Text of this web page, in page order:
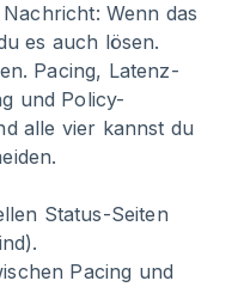
Wenn das
es auch lösen.
Pacing, Latenz-
und Policy-
alle vier kannst du
Status-Seiten
Pacing und